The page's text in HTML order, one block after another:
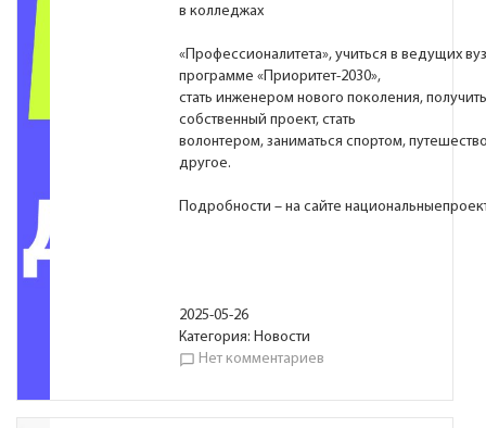
в колледжах
«Профессионалитета», учиться в ведущих
программе «Приоритет-2030»,
стать инженером нового поколения, получить
собственный проект, стать
волонтером, заниматься спортом,
другое.
Подробности – на сайте
2025-05-26
Категория: Новости
chat_bubble_outline Нет комментариев